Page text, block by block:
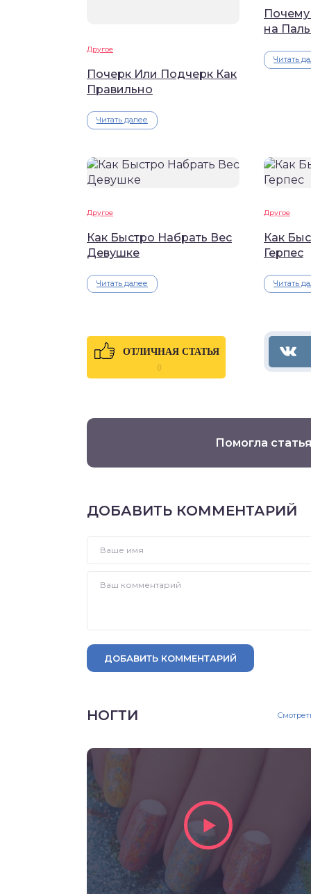
Другое
Почерк Или Подчерк Как
Правильно
Читать далее
Почему
на
Читать
Другое
Как Быстро Набрать Вес
Девушке
Читать далее
Другое
Как
Герпес
Читать
ОТЛИЧНАЯ СТАТЬЯ
0
Помогла
ДОБАВИТЬ КОММЕНТАРИЙ
ДОБАВИТЬ КОММЕНТАРИЙ
НОГТИ